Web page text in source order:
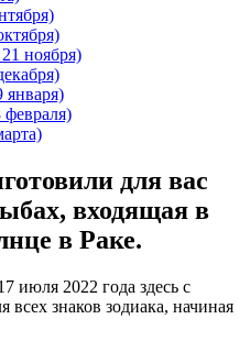
ноября)
января)
для вас
входящая в
в Раке.
июля 2022 года здесь с
всех знаков зодиака, начиная